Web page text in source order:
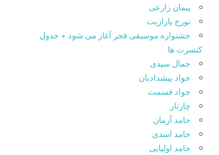
پیمان زارعی
تورج پارازیت
جشنواره موسیقی فجر آغاز می شود + جدول
کنسرت ها
جمال سیدی
جواد پیشدادیان
جواد قسمت
چارتار
حامد آرمان
حامد اسدی
حامد اولیایی